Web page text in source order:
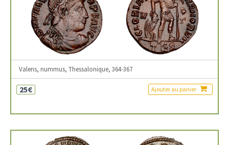
Valens, nummus, Thessalonique, 364-367
25€ Ajouter au panier